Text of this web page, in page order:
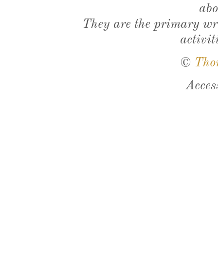
They are the primary
©